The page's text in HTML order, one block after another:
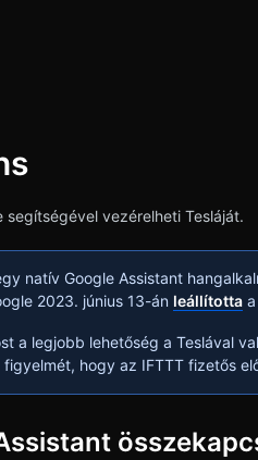
segítségével vezérelheti Tesláját.
natív Google Assistant
2023. június 13-án leállítottaa
a legjobb lehetőség a Teslával
figyelmét, hogy az IFTTT fizetős